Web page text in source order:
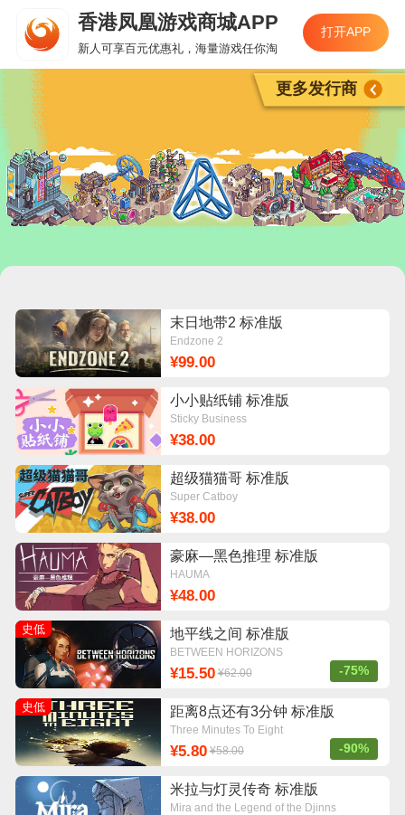
香港凤凰游戏商城APP
新人可享百元优惠礼，海量游戏任你淘
打开APP
末日地带2 标准版
Endzone 2
¥99.00
小小贴纸铺 标准版
Sticky Business
¥38.00
超级猫猫哥 标准版
Super Catboy
¥38.00
豪麻—黑色推理 标准版
HAUMA
¥48.00
史低 地平线之间 标准版
BETWEEN HORIZONS
¥15.50 ¥62.00 -75%
史低 距离8点还有3分钟 标准版
Three Minutes To Eight
¥5.80 ¥58.00 -90%
米拉与灯灵传奇 标准版
Mira and the Legend of the Djinns
更多发行商